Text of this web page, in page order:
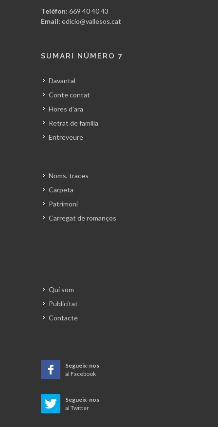
Telèfon: 669 40 40 43
Email: edicio@vallesos.cat
SUMARI NÚMERO 7
Davantal
Conte contat
Hores d'ara
Retrat de família
Entreveure
Noms, traces
Carpeta
Patrimoni
Carregat de romanços
Qui som
Publicitat
Contacte
Segueix-nos
al Facebook
Segueix-nos
al Twitter